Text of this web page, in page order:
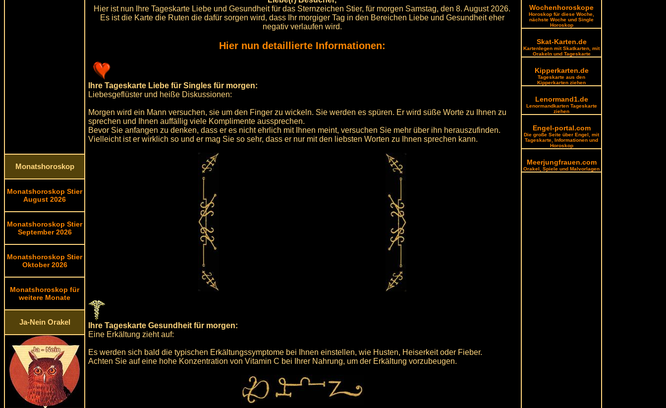
Monatshoroskop
Monatshoroskop Stier
August 2026
Monatshoroskop Stier
September 2026
Monatshoroskop Stier
Oktober 2026
Monatshoroskop für
weitere Monate
Ja-Nein Orakel
Hier ist nun Ihre Tageskarte Liebe und Gesundheit für das Sternzeichen Stier, für morgen Samstag, den 8. August 2026.
Es ist die Karte die Ruten die dafür sorgen wird, dass Ihr morgiger Tag in den Bereichen Liebe und Gesundheit eher
negativ verlaufen wird.
Hier nun detaillierte Informationen:
Ihre Tageskarte Liebe für Singles für morgen:
Liebesgeflüster und heiße Diskussionen:
Morgen wird ein Mann versuchen, sie um den Finger zu wickeln. Sie werden es spüren. Er wird süße Worte zu Ihnen zu
sprechen und Ihnen auffällig viele Komplimente aussprechen.
Bevor Sie anfangen zu denken, dass er es nicht ehrlich mit Ihnen meint, versuchen Sie mehr über ihn herauszufinden.
Vielleicht ist er wirklich so und er mag Sie so sehr, dass er nur mit den liebsten Worten zu Ihnen sprechen kann.
Ihre Tageskarte Gesundheit für morgen:
Eine Erkältung zieht auf:
Es werden sich bald die typischen Erkältungssymptome bei Ihnen einstellen, wie Husten, Heiserkeit oder Fieber.
Achten Sie auf eine hohe Konzentration von Vitamin C bei Ihrer Nahrung, um der Erkältung vorzubeugen.
Wochenhoroskope
Horoskop für diese Woche,
nächste Woche und Single
Horoskop
Skat-Karten.de
Kartenlegen mit Skatkarten, mit
Orakeln und Tageskarte
Kipperkarten.de
Tageskarte aus den
Kipperkarten ziehen
Lenormand1.de
Lenormandkarten Tageskarte
ziehen
Engel-portal.com
Die große Seite über Engel, mit
Tageskarte, Informationen und
Horoskop
Meerjungfrauen.com
Orakel, Spiele und Malvorlagen